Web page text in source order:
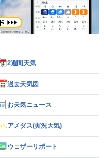
2週間天気
過去天気図
お天気ニュース
アメダス(実況天気)
ウェザーリポート